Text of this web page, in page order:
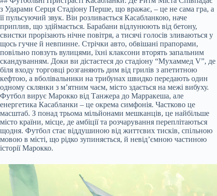
з Ударами Серця Стадіону Перше, що вражає, – це не сама гра, а
її пульсуючий звук. Він розливається Касабланкою, наче
приплив, що здіймається. Барабани відлунюють від бетону,
свистки прорізають нічне повітря, а тисячі голосів зливаються у
щось гучне й невпинне. Стрічки авто, обвішані прапорами,
повільно повзуть вулицями, їхні клаксони вторять запальним
скандуванням. Доки ви дістаєтеся до стадіону “Мухаммед V”, де
біля входу торговці розганяють дим від грилів з апетитною
кефтою, а вболівальники на трибунах швидко передають один
одному склянки з м’ятним чаєм, місто здається на межі вибуху.
Футбол вирує Марокко від Танжера до Марракеша, але
енергетика Касабланки – це окрема симфонія. Частково це
масштаб. З понад трьома мільйонами мешканців, це найбільше
місто країни, місце, де амбіції та розчарування переплітаються
щодня. Футбол стає віддушиною від життєвих тисків, спільною
мовою в місті, що рідко зупиняється, й невід’ємною частиною
історії Марокко.